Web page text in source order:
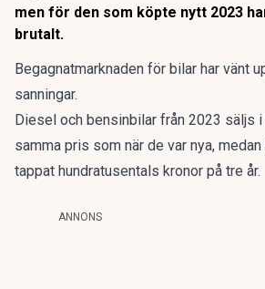
men för den som köpte nytt 2023
brutalt.
Begagnatmarknaden för bilar har vänt
sanningar.
Diesel och bensinbilar från 2023 säljs
samma pris som när de var nya,
tappat hundratusentals kronor på tre år.
ANNONS